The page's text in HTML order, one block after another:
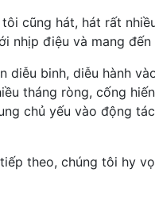
cũng hát, hát rất
nhịp điệu và mang
diễu binh, diễu hành
tháng ròng, cống
chủ yếu vào động
theo, chúng tôi hy